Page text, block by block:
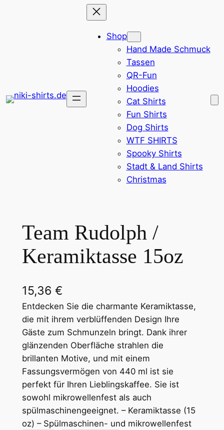
Shop
Hand Made Schmuck
Tassen
QR-Fun
Hoodies
Cat Shirts
Fun Shirts
Dog Shirts
WTF SHIRTS
Spooky Shirts
Stadt & Land Shirts
Christmas
Team Rudolph /
Keramiktasse 15oz
15,36 €
Entdecken Sie die charmante Keramiktasse,
die mit ihrem verblüffenden Design Ihre
Gäste zum Schmunzeln bringt. Dank ihrer
glänzenden Oberfläche strahlen die
brillanten Motive, und mit einem
Fassungsvermögen von 440 ml ist sie
perfekt für Ihren Lieblingskaffee. Sie ist
sowohl mikrowellenfest als auch
spülmaschinengeeignet. – Keramiktasse (15
oz) – Spülmaschinen- und mikrowellenfest